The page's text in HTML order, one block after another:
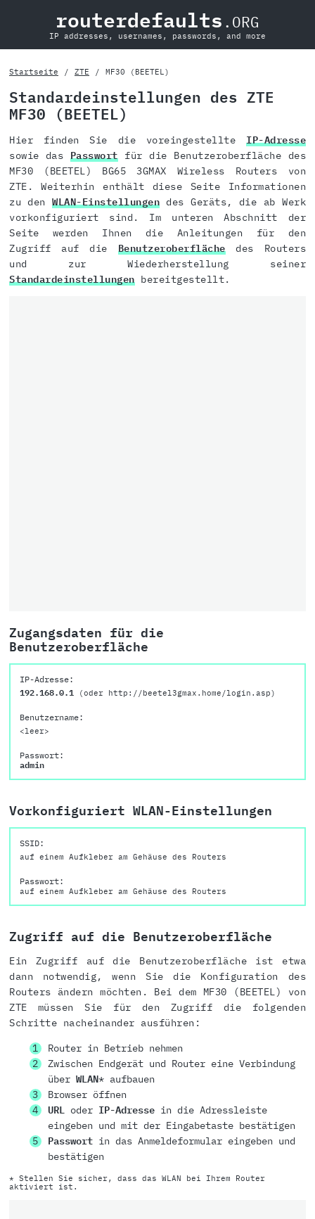
routerdefaults .ORG
IP addresses, usernames, passwords, and more
Startseite ZTE MF30 (BEETEL)
Standardeinstellungen des ZTE
MF30 (BEETEL)
Hier finden Sie die voreingestellte IP-Adresse
sowie das Passwortfür die Benutzeroberfläche des
MF30 (BEETEL) BG65 3GMAX Wireless Routers von
ZTE. Weiterhin enthält diese Seite Informationen
zu denWLAN-Einstellungen des Geräts, die ab Werk
vorkonfiguriert sind. Im unteren Abschnitt der
Seite werden Ihnen die Anleitungen für den
Zugriff auf die Benutzeroberflächedes Routers
und zur Wiederherstellung seiner
Standardeinstellungenbereitgestellt.
Zugangsdaten für die
Benutzeroberfläche
IP-Adresse:
192.168.0.1
(oder http://beetel3gmax.home/login.asp)
Benutzername:
<leer>
Passwort:
admin
Vorkonfiguriert WLAN-Einstellungen
SSID:
auf einem Aufkleber am Gehäuse des Routers
Passwort:
auf einem Aufkleber am Gehäuse des Routers
Zugriff auf die Benutzeroberfläche
Ein Zugriff auf die Benutzeroberfläche ist etwa
dann notwendig, wenn Sie die Konfiguration des
Routers ändern möchten. Bei dem MF30 (BEETEL) von
ZTE müssen Sie für den Zugriff die folgenden
Schritte nacheinander ausführen:
Router in Betrieb nehmen
Zwischen Endgerät und Router eine Verbindung
über WLAN* aufbauen
Browser öffnen
URLoder IP-Adressein die Adressleiste
eingeben und mit der Eingabetaste bestätigen
Passwortin das Anmeldeformular eingeben und
bestätigen
* Stellen Sie sicher, dass das WLAN bei Ihrem Router
aktiviert ist.